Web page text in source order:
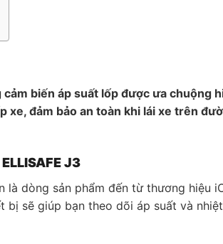
biến áp suất lốp được ưa chuộng
đảm bảo an toàn khi lái xe trên
J3
dòng sản phẩm đến từ thương hiệu
bị sẽ giúp bạn theo dõi áp suất và